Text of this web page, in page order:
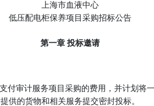
上海市血液中心
低压配电柜保养项目采购招标公告
第一章 投标邀请
付审计服务项目采购的费用，并计划将
供的货物和相关服务提交密封投标。